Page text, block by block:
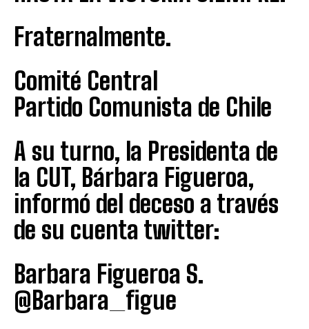
Fraternalmente.
Comité Central
Partido Comunista de Chile
A su turno, la Presidenta de
la CUT, Bárbara Figueroa,
informó del deceso a través
de su cuenta twitter:
Barbara Figueroa S.
@Barbara_figue